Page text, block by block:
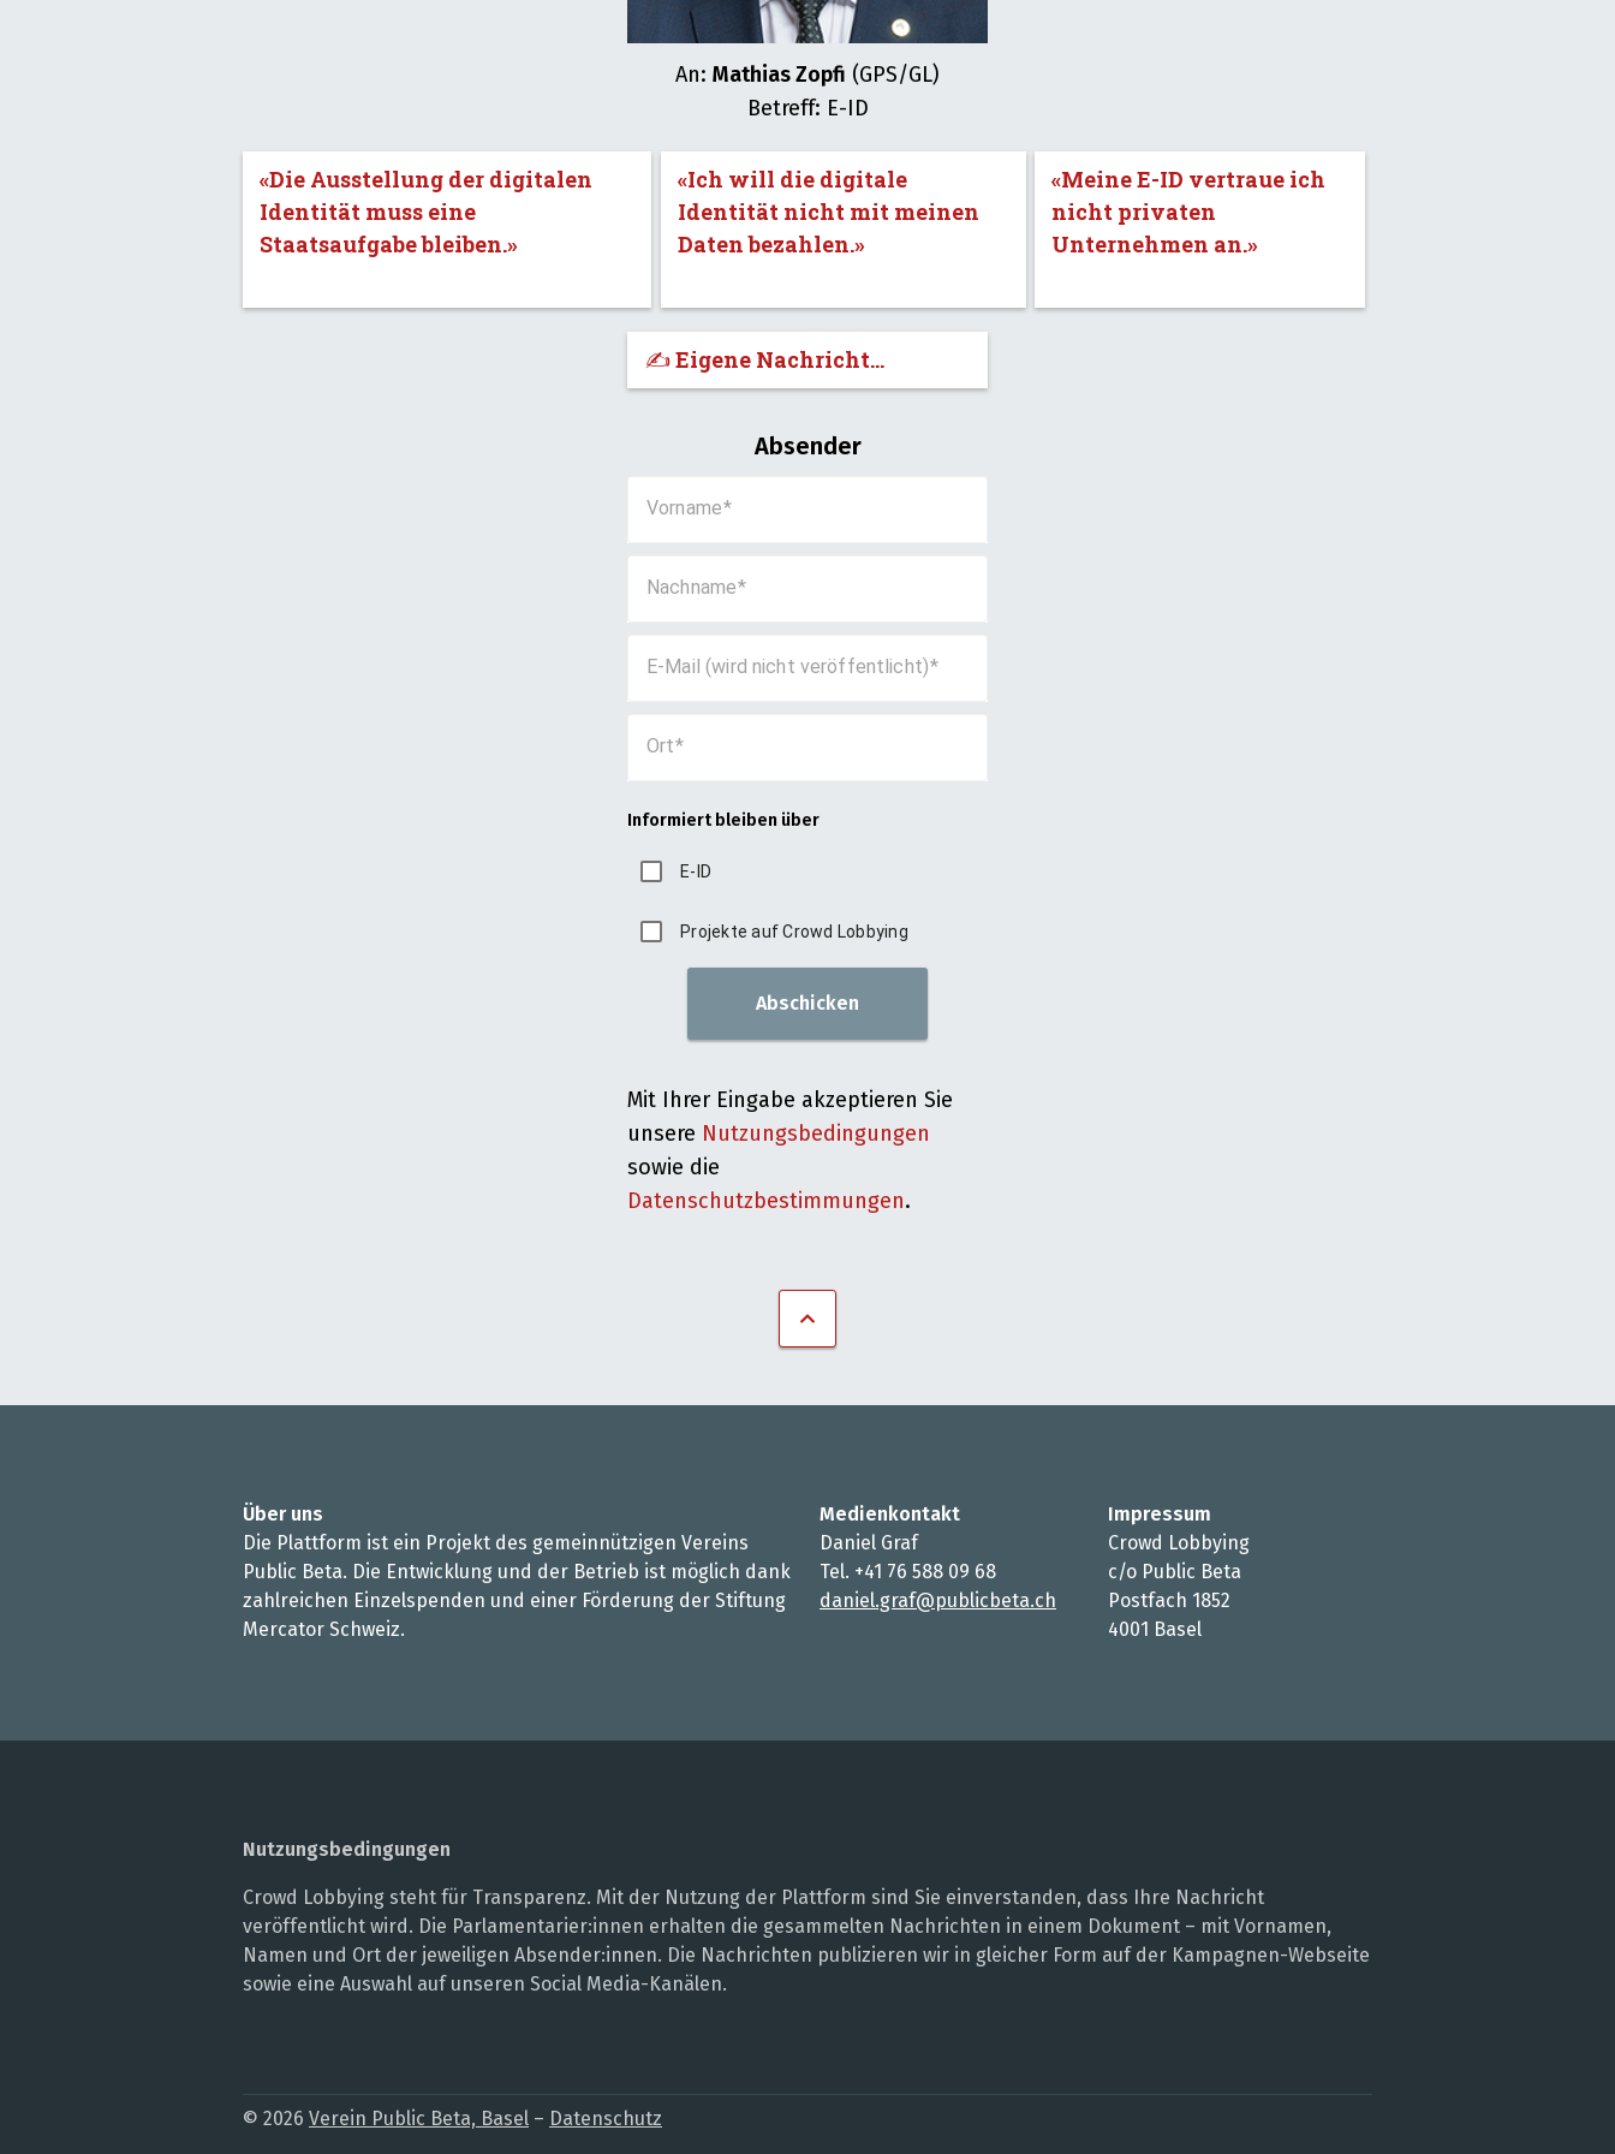
An: Mathias Zopfi (GPS/GL)
Betreff: E-ID
«Die Ausstellung der digitalen
Identität muss eine
Staatsaufgabe bleiben.»
«Ich will die digitale
Identität nicht mit meinen
Daten bezahlen.»
«Meine E-ID vertraue ich
nicht privaten
Unternehmen an.»
✍️ Eigene Nachricht...
Absender
Vorname
Nachname
E-Mail (wird nicht veröffentlicht)
Ort
Informiert bleiben über
E-ID
Projekte auf Crowd Lobbying
Abschicken
Mit Ihrer Eingabe akzeptieren Sie
unsere Nutzungsbedingungen
sowie die
Datenschutzbestimmungen.
Über uns
Die Plattform ist ein Projekt des gemeinnützigen Vereins
Public Beta. Die Entwicklung und der Betrieb ist möglich dank
zahlreichen Einzelspenden und einer Förderung der Stiftung
Mercator Schweiz.
Medienkontakt
Daniel Graf
Tel. +41 76 588 09 68
daniel.graf@publicbeta.ch
Impressum
Crowd Lobbying
c/o Public Beta
Postfach 1852
4001 Basel
Nutzungsbedingungen
Crowd Lobbying steht für Transparenz. Mit der Nutzung der Plattform sind Sie einverstanden, dass Ihre Nachricht
veröffentlicht wird. Die Parlamentarier:innen erhalten die gesammelten Nachrichten in einem Dokument – mit Vornamen,
Namen und Ort der jeweiligen Absender:innen. Die Nachrichten publizieren wir in gleicher Form auf der Kampagnen-Webseite
sowie eine Auswahl auf unseren Social Media-Kanälen.
© 2026 Verein Public Beta, Basel – Datenschutz